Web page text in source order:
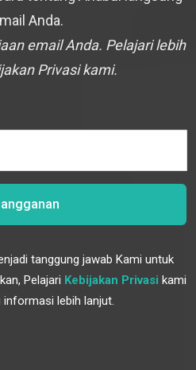
Anda.
email Anda. Pelajari lebih
Privasi kami.
tanggung jawab Kami untuk
Pelajari Kebijakan Privasi kami
lebih lanjut.